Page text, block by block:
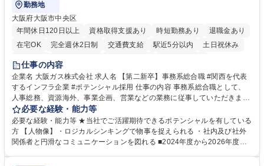
勤務地
大阪府大阪市中央区
年間休日120日以上
資格取得支援あり 時短勤務あり
退職金あり
在宅OK
完全週休2日制 交通費支給 駅近5分以内
土日祝休み
服装自由
第二新卒歓迎
仕事の内容
企業名 大阪ガス株式会社 求人名 【第二新卒】事務系総合職 #関西を代表
するインフラ企業 #ポテンシャル採用 仕事の内容 事務系総合職として、
人事総務、資源海外、事業企画、営業などの業務に従事していただきま
す。 【業務内容の一例】■所属事業部の勤労業務 ■海外に関係する各種業
務 ■営業部門の企画スタッフ、ルート営業 【キャリアパス】入社後の配属
ポジションで一定期間ご活躍頂いた後、本人の適性及び将来のキャリアを
鑑みてジョブローテーションを行います。 【育成】OJTでの現場育成や研
必要な経験・能力等
必要な経験・能力等 ★当社でご活躍期待できるポテンシャルを有している
方 【人物像】・ロジカルシンキングで物事を捉えられる ・社内及び社外
関係者と円滑なコミュニケーションを図れる ■2024年度から2026年度ま